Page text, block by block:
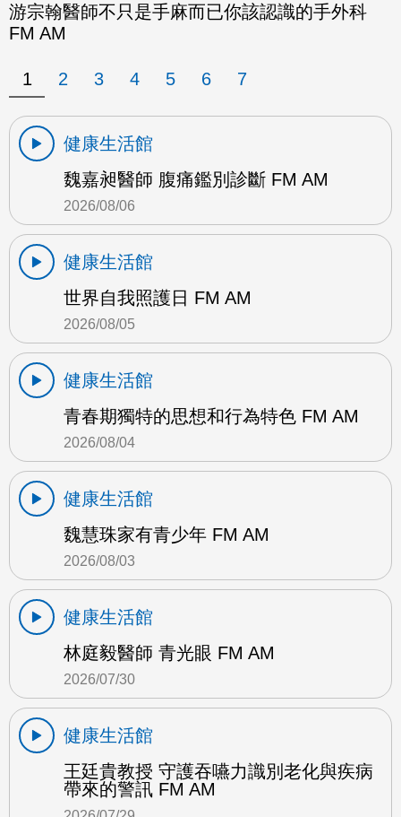
游宗翰醫師不只是手麻而已你該認識的手外科
FM AM
1 2 3 4 5 6 7
健康生活館
魏嘉昶醫師 腹痛鑑別診斷 FM AM
2026/08/06
健康生活館
世界自我照護日 FM AM
2026/08/05
健康生活館
青春期獨特的思想和行為特色 FM AM
2026/08/04
健康生活館
魏慧珠家有青少年 FM AM
2026/08/03
健康生活館
林庭毅醫師 青光眼 FM AM
2026/07/30
健康生活館
王廷貴教授 守護吞嚥力識別老化與疾病
帶來的警訊 FM AM